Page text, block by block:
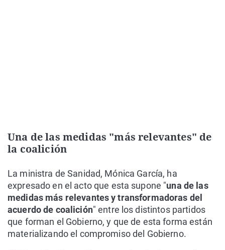
Una de las medidas "más relevantes" de
la coalición
La ministra de Sanidad, Mónica García, ha
expresado en el acto que esta supone "una de las
medidas más relevantes y transformadoras del
acuerdo de coalición" entre los distintos partidos
que forman el Gobierno, y que de esta forma están
materializando el compromiso del Gobierno.